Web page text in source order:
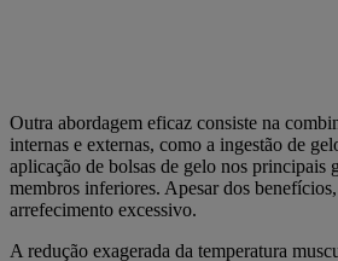
Outra abordagem eficaz consiste na
internas e externas, como a ingestão de
aplicação de bolsas de gelo nos principais
membros inferiores. Apesar dos
arrefecimento excessivo.
A redução exagerada da temperatura